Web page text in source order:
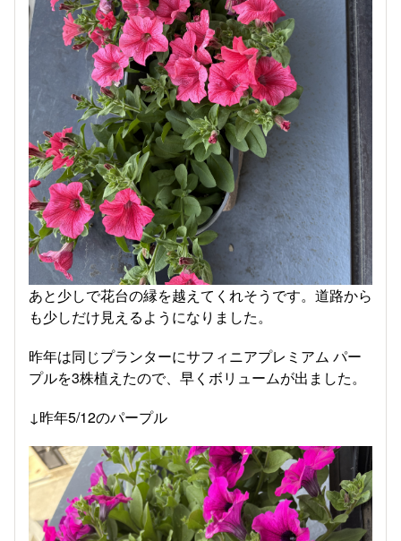
あと少しで花台の縁を越えてくれそうです。道路から
も少しだけ見えるようになりました。
昨年は同じプランターにサフィニアプレミアム パー
プルを3株植えたので、早くボリュームが出ました。
↓昨年5/12のパープル